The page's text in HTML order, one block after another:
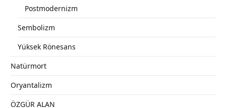
Postmodernizm
Sembolizm
Yüksek Rönesans
Natürmort
Oryantalizm
ÖZGÜR ALAN